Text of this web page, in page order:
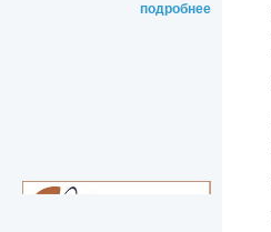
подробнее